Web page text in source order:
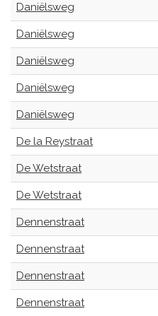
Daniëlsweg
Daniëlsweg
Daniëlsweg
Daniëlsweg
Daniëlsweg
De la Reystraat
De Wetstraat
De Wetstraat
Dennenstraat
Dennenstraat
Dennenstraat
Dennenstraat